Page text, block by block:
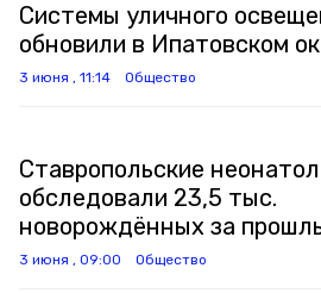
Системы уличного
обновили в Ипатовском
3 июня , 11:14 Общество
Ставропольские
обследовали 23,5 тыс.
новорождённых за
3 июня , 09:00 Общество